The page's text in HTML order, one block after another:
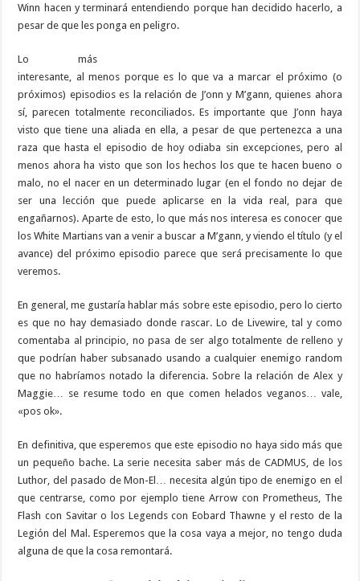
Winn hacen y terminará entendiendo porque han decidido hacerlo, a
pesar de que les ponga en peligro.
Lo más
interesante, al menos porque es lo que va a marcar el próximo (o
próximos) episodios es la relación de J’onn y M’gann, quienes ahora
sí, parecen totalmente reconciliados. Es importante que J’onn haya
visto que tiene una aliada en ella, a pesar de que pertenezca a una
raza que hasta el episodio de hoy odiaba sin excepciones, pero al
menos ahora ha visto que son los hechos los que te hacen bueno o
malo, no el nacer en un determinado lugar (en el fondo no dejar de
ser una lección que puede aplicarse en la vida real, para que
engañarnos). Aparte de esto, lo que más nos interesa es conocer que
los White Martians van a venir a buscar a M’gann, y viendo el título (y el
avance) del próximo episodio parece que será precisamente lo que
veremos.
En general, me gustaría hablar más sobre este episodio, pero lo cierto
es que no hay demasiado donde rascar. Lo de Livewire, tal y como
comentaba al principio, no pasa de ser algo totalmente de relleno y
que podrían haber subsanado usando a cualquier enemigo random
que no habríamos notado la diferencia. Sobre la relación de Alex y
Maggie… se resume todo en que comen helados veganos… vale,
«pos ok».
En definitiva, que esperemos que este episodio no haya sido más que
un pequeño bache. La serie necesita saber más de CADMUS, de los
Luthor, del pasado de Mon-El… necesita algún tipo de enemigo en el
que centrarse, como por ejemplo tiene Arrow con Prometheus, The
Flash con Savitar o los Legends con Eobard Thawne y el resto de la
Legión del Mal. Esperemos que la cosa vaya a mejor, no tengo duda
alguna de que la cosa remontará.